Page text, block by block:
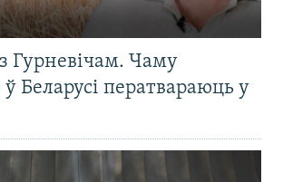
Гурневічам. Чаму
Беларусі ператвараюць у